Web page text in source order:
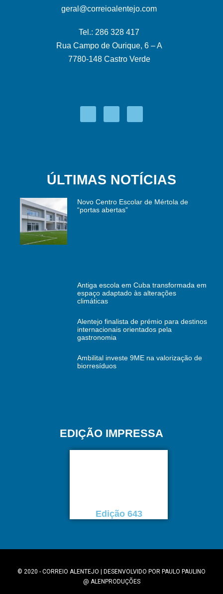
geral@correioalentejo.com
Tel.: 286 328 417
Rua Campo de Ourique, 6 – A
7780-148 Castro Verde
ÚLTIMAS NOTÍCIAS
Novo Centro Escolar de Mértola de
“portas abertas”
Antiga escola em Cuba transformada em
espaço adaptado às alterações
climáticas
Alentejo finalista de prémio para destinos
internacionais orientados pela
gastronomia
Ambilital investe 9ME na valorização de
biorresíduos
EDIÇÃO IMPRESSA
Edição 643
© 2020 - CORREIO ALENTEJO | DESENVOLVIDO POR PAULO PAULINO
@ ALENPRODUÇÕES